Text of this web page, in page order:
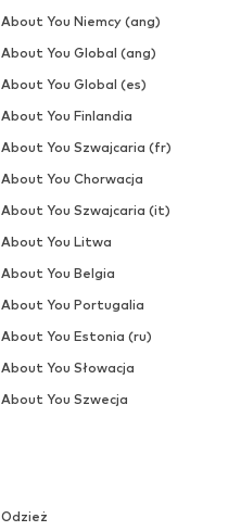
Odzież
About You Niemcy (ang)
About You Global (ang)
About You Global (es)
About You Finlandia
About You Szwajcaria (fr)
About You Chorwacja
About You Szwajcaria (it)
About You Litwa
About You Belgia
About You Portugalia
About You Estonia (ru)
About You Słowacja
About You Szwecja